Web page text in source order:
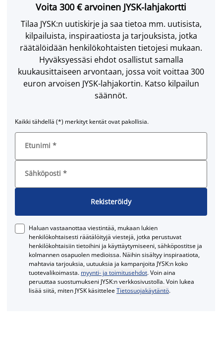
Voita 300 € arvoinen JYSK-lahjakortti
Tilaa JYSK:n uutiskirje ja saa tietoa mm. uutisista,
kilpailuista, inspiraatiosta ja tarjouksista, jotka
räätälöidään henkilökohtaisten tietojesi mukaan.
Hyväksyessäsi ehdot osallistut samalla
kuukausittaiseen arvontaan, jossa voit voittaa 300
euron arvoisen JYSK-lahjakortin. Katso kilpailun
säännöt.
Kaikki tähdellä (*) merkityt kentät ovat pakollisia.
Etunimi *
Sähköposti *
Rekisteröidy
Haluan vastaanottaa viestintää, mukaan lukien
henkilökohtaisesti räätälöityjä viestejä, jotka perustuvat
henkilökohtaisiin tietoihini ja käyttäytymiseeni, sähköpostitse ja
kolmannen osapuolen medioissa. Näihin sisältyy inspiraatiota,
mahtavia tarjouksia, uutuuksia ja kampanjoita JYSK:n koko
tuotevalikoimasta. myynti- ja toimitusehdot. Voin aina
peruuttaa suostumukseni JYSK:n verkkosivustolla. Voin lukea
lisää siitä, miten JYSK käsitteleeTietosuojakäytäntö.